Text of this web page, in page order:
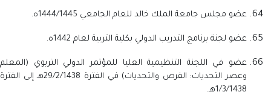
عضو مجلس جامعة الملك خالد للعام الجامعي 1444/1445ه.
عضو لجنة برنامج التدريب الدولي بكلية التربية لعام 1442ه.
عضو في اللجنة التنظيمية العليا للمؤتمر الدولي التربوي (المعلم
وعصر التحديات: الفرص والتحديات) في الفترة 29/2/1438هـ إلى الفترة
1/3/1438هـ.